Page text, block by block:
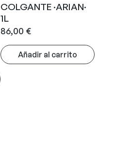
COLGANTE ·ARIAN·
1L
86,00 €
Añadir al carrito